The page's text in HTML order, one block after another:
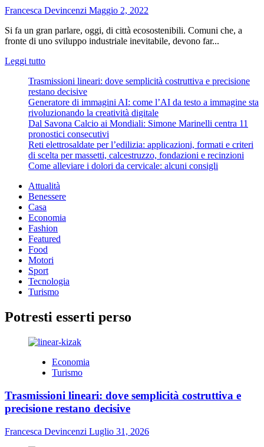
Francesca Devincenzi Maggio 2, 2022
Si fa un gran parlare, oggi, di città ecosostenibili. Comuni che, a
fronte di uno sviluppo industriale inevitabile, devono far...
Leggi tuttoLeggi
più
su
Una
città
ecosostenibile?
Vantaggi
per
tutti,
dopo
iniziali
Trasmissioni lineari: dove semplicità costruttiva e precisione
restano decisive
Generatore di immagini AI: come l’AI da testo a immagine sta
rivoluzionando la creatività digitale
Dal Savona Calcio ai Mondiali: Simone Marinelli centra 11
pronostici consecutivi
Reti elettrosaldate per l’edilizia: applicazioni, formati e criteri
di scelta per massetti, calcestruzzo, fondazioni e recinzioni
Come alleviare i dolori da cervicale: alcuni consigli
Attualità
Benessere
Casa
Economia
Fashion
Featured
Food
Motori
Sport
Tecnologia
Turismo
Potresti esserti perso
Economia
Turismo
Trasmissioni lineari: dove semplicità costruttiva e
precisione restano decisive
Francesca Devincenzi Luglio 31, 2026